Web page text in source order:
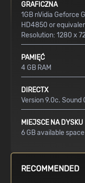
GRAFICZNA
1GB nVidia Geforce
HD4850 or
Resolution: 1280 x
PAMIĘĆ
4 GB RAM
DIRECTX
Version 9.0c. Sound
MIEJSCE NA DYSKU
6 GB available space
RECOMMENDED